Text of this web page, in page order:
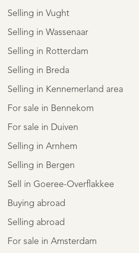
Selling in Vught
Selling in Wassenaar
Selling in Rotterdam
Selling in Breda
Selling in Kennemerland area
For sale in Bennekom
For sale in Duiven
Selling in Arnhem
Selling in Bergen
Sell in Goeree-Overflakkee
Buying abroad
Selling abroad
For sale in Amsterdam